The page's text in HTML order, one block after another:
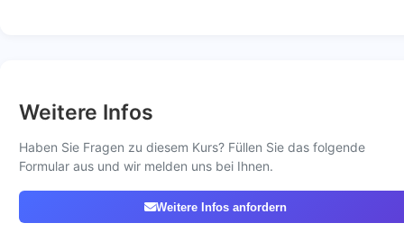
Weitere Infos
Haben Sie Fragen zu diesem Kurs? Füllen Sie das folgende
Formular aus und wir melden uns bei Ihnen.
Weitere Infos anfordern